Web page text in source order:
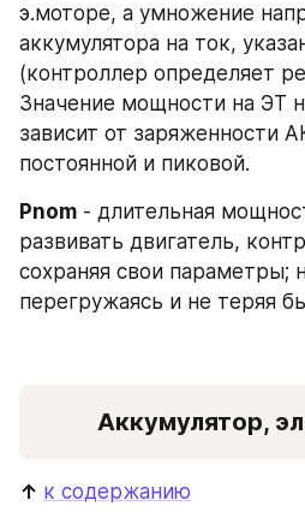
э.моторе, а умножение
аккумулятора на ток,
(контроллер определяет
Значение мощности на ЭT
зависит от заряженности
постоянной и пиковой.
Рnom - длительная
развивать двигатель,
сохраняя свои параметры;
перегружаясь и не теряя
Аккумулятор,
↑ к содержанию